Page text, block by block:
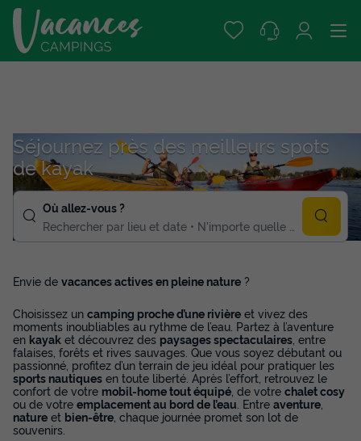
Séjournez près des meilleurs spots
de kayak
Où allez-vous ?
Rechercher par lieu et date
N'importe quelle duree
Envie de vacances actives en pleine nature ?
Choisissez un camping proche d’une rivière et vivez des
moments inoubliables au rythme de l’eau. Partez à l’aventure
en kayak et découvrez des paysages spectaculaires , entre
falaises, forêts et rives sauvages. Que vous soyez débutant ou
passionné, profitez d’un terrain de jeu idéal pour pratiquer les
sports nautiques en toute liberté. Après l’effort, retrouvez le
confort de votre mobil-home tout équipé , de votre chalet cosy
ou de votre emplacement au bord de l’eau . Entre aventure
nature et bien-être , chaque journée promet son lot de
souvenirs.